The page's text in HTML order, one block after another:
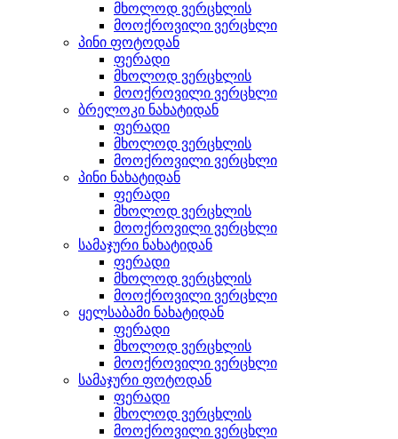
მხოლოდ ვერცხლის
მოოქროვილი ვერცხლი
პინი ფოტოდან
ფერადი
მხოლოდ ვერცხლის
მოოქროვილი ვერცხლი
ბრელოკი ნახატიდან
ფერადი
მხოლოდ ვერცხლის
მოოქროვილი ვერცხლი
პინი ნახატიდან
ფერადი
მხოლოდ ვერცხლის
მოოქროვილი ვერცხლი
სამაჯური ნახატიდან
ფერადი
მხოლოდ ვერცხლის
მოოქროვილი ვერცხლი
ყელსაბამი ნახატიდან
ფერადი
მხოლოდ ვერცხლის
მოოქროვილი ვერცხლი
სამაჯური ფოტოდან
ფერადი
მხოლოდ ვერცხლის
მოოქროვილი ვერცხლი